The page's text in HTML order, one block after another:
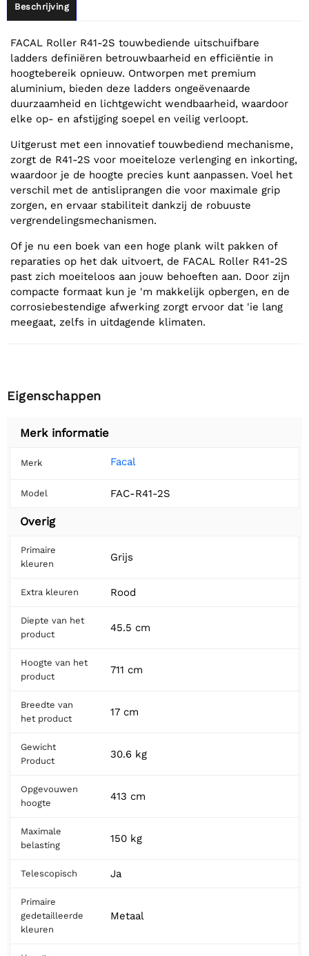
Beschrijving
FACAL Roller R41-2S touwbediende uitschuifbare
ladders definiëren betrouwbaarheid en efficiëntie in
hoogtebereik opnieuw. Ontworpen met premium
aluminium, bieden deze ladders ongeëvenaarde
duurzaamheid en lichtgewicht wendbaarheid, waardoor
elke op- en afstijging soepel en veilig verloopt.
Uitgerust met een innovatief touwbediend mechanisme,
zorgt de R41-2S voor moeiteloze verlenging en inkorting,
waardoor je de hoogte precies kunt aanpassen. Voel het
verschil met de antisliprangen die voor maximale grip
zorgen, en ervaar stabiliteit dankzij de robuuste
vergrendelingsmechanismen.
Of je nu een boek van een hoge plank wilt pakken of
reparaties op het dak uitvoert, de FACAL Roller R41-2S
past zich moeiteloos aan jouw behoeften aan. Door zijn
compacte formaat kun je 'm makkelijk opbergen, en de
corrosiebestendige afwerking zorgt ervoor dat 'ie lang
meegaat, zelfs in uitdagende klimaten.
Eigenschappen
Merk informatie
Merk Facal
Model FAC-R41-2S
Overig
Primaire
kleuren
Grijs
Extra kleuren Rood
Diepte van het
product
45.5 cm
Hoogte van het
product
711 cm
Breedte van
het product
17 cm
Gewicht
Product
30.6 kg
Opgevouwen
hoogte
413 cm
Maximale
belasting
150 kg
Telescopisch Ja
Primaire
gedetailleerde
kleuren
Metaal